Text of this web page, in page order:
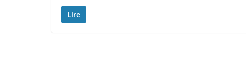
Lire